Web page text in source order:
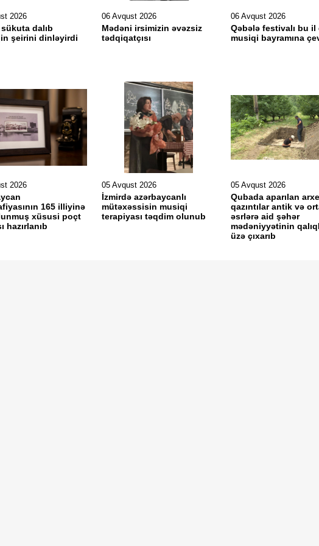
2026
dalıb
şeirini dinləyirdi
06 Avqust 2026
Mədəni irsimizin əvəzsiz
tədqiqatçısı
06 Avqust 2026
Qəbələ festivalı bu il
musiqi bayramına
2026
165 illiyinə
xüsusi poçt
hazırlanıb
05 Avqust 2026
İzmirdə azərbaycanlı
mütəxəssisin musiqi
terapiyası təqdim olunub
05 Avqust 2026
Qubada aparılan
qazıntılar antik və
əsrlərə aid şəhər
mədəniyyətinin
üzə çıxarıb